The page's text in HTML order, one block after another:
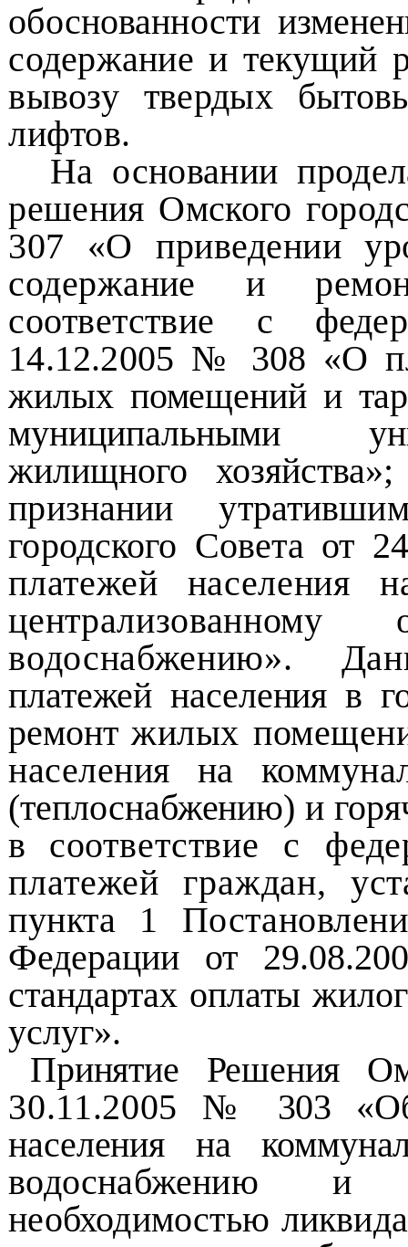
обоснованности
содержание и текущий
вывозу твердых
лифтов.
На основании
решения Омского
307 «О приведении
содержание и
соответствие с
14.12.2005 № 308 «О
жилых помещений и
муниципальными
жилищного
признании
городского Совета от
платежей населения
водоснабжению».
платежей населения в
ремонтжилых
населения на
(теплоснабжению) и
в соответствие с
платежей граждан,
пункта 1
Федерации от
стандартах оплаты
услуг».
Принятие Решения
30.11.2005 № 303
населения на
водоснабжению и
необходимостью